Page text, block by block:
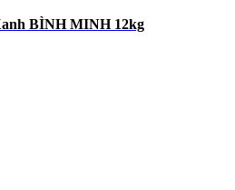
BÌNH MINH 12kg